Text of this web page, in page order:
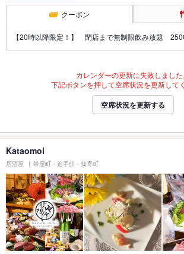
クーポン
【20時以降限定！】 閉店まで無制限飲み放題
カレンダーの更新に失敗しました
下記ボタンを押して空席状況を更新して
空席状況を更新する
Kataomoi
居酒屋 帯屋町・追手筋・知寄町